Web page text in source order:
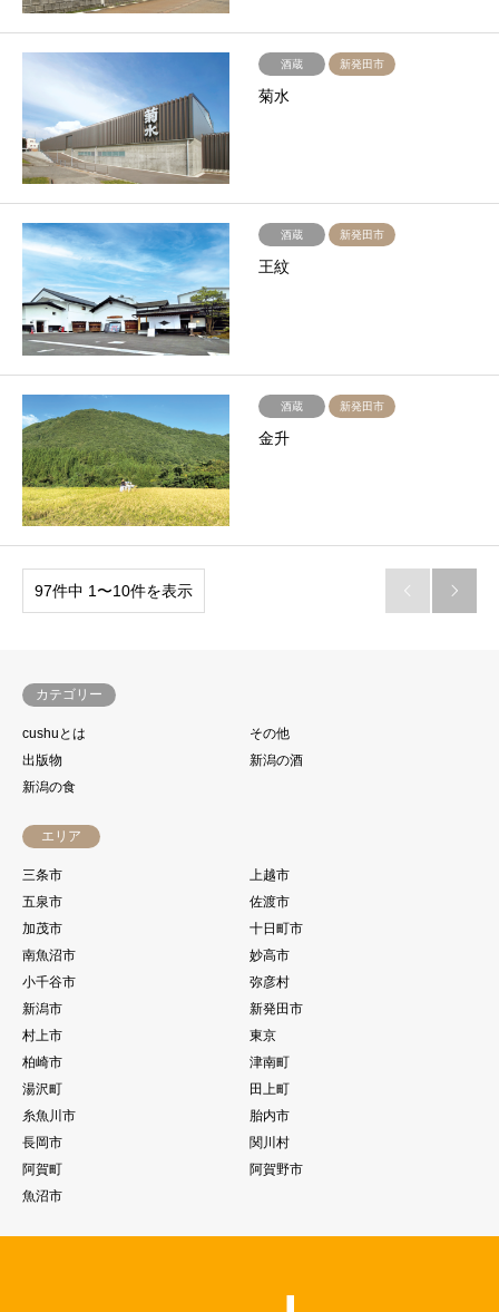
酒蔵 新発田市
菊水
酒蔵 新発田市
王紋
酒蔵 新発田市
金升
97件中 1〜10件を表示  
カテゴリー
cushuとは
その他
出版物
新潟の酒
新潟の食
エリア
三条市
上越市
五泉市
佐渡市
加茂市
十日町市
南魚沼市
妙高市
小千谷市
弥彦村
新潟市
新発田市
村上市
東京
柏崎市
津南町
湯沢町
田上町
糸魚川市
胎内市
長岡市
関川村
阿賀町
阿賀野市
魚沼市